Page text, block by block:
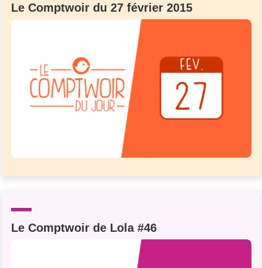
Le Comptwoir du 27 février 2015
Le Comptwoir de Lola #46